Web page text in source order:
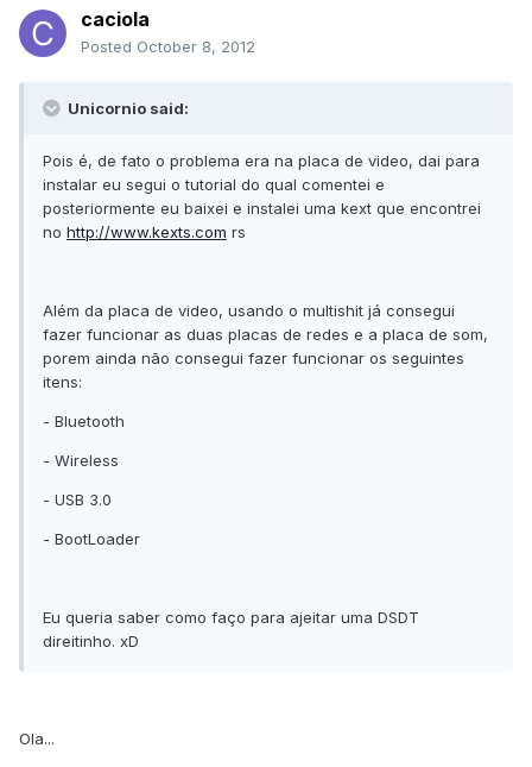
caciola
Posted October 8, 2012
Unicornio said:
Pois é, de fato o problema era na placa de video, dai para
instalar eu segui o tutorial do qual comentei e
posteriormente eu baixei e instalei uma kext que encontrei
no http://www.kexts.com rs
Além da placa de video, usando o multishit já consegui
fazer funcionar as duas placas de redes e a placa de som,
porem ainda não consegui fazer funcionar os seguintes
itens:
- Bluetooth
- Wireless
- USB 3.0
- BootLoader
Eu queria saber como faço para ajeitar uma DSDT
direitinho. xD
Ola...